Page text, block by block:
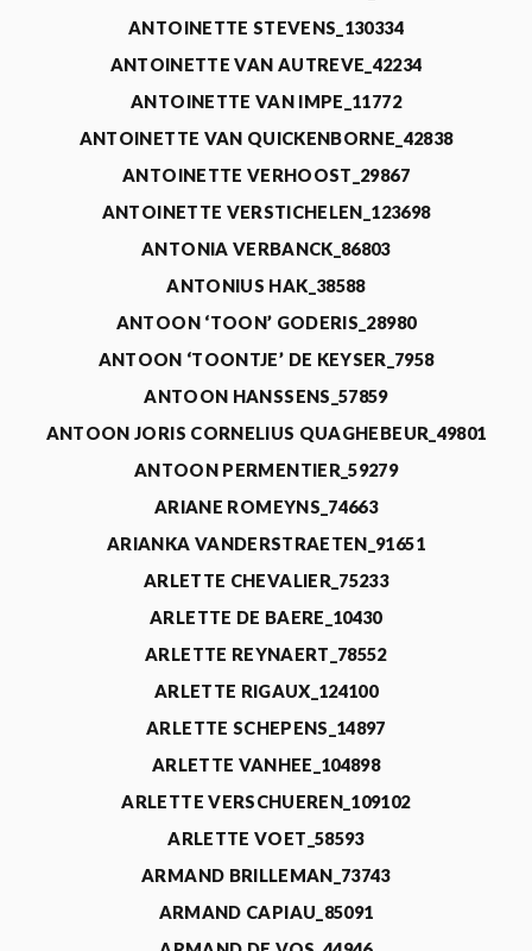
ANTOINETTE STEVENS_130334
ANTOINETTE VAN AUTREVE_42234
ANTOINETTE VAN IMPE_11772
ANTOINETTE VAN QUICKENBORNE_42838
ANTOINETTE VERHOOST_29867
ANTOINETTE VERSTICHELEN_123698
ANTONIA VERBANCK_86803
ANTONIUS HAK_38588
ANTOON ‘TOON’ GODERIS_28980
ANTOON ‘TOONTJE’ DE KEYSER_7958
ANTOON HANSSENS_57859
ANTOON JORIS CORNELIUS QUAGHEBEUR_49801
ANTOON PERMENTIER_59279
ARIANE ROMEYNS_74663
ARIANKA VANDERSTRAETEN_91651
ARLETTE CHEVALIER_75233
ARLETTE DE BAERE_10430
ARLETTE REYNAERT_78552
ARLETTE RIGAUX_124100
ARLETTE SCHEPENS_14897
ARLETTE VANHEE_104898
ARLETTE VERSCHUEREN_109102
ARLETTE VOET_58593
ARMAND BRILLEMAN_73743
ARMAND CAPIAU_85091